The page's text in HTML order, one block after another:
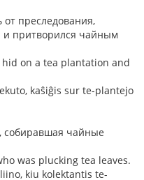
преследования,
и притворился чайным
hid on a tea plantation and
kaŝiĝis sur te-plantejo
собиравшая чайные
was plucking tea leaves.
kiu kolektantis te-